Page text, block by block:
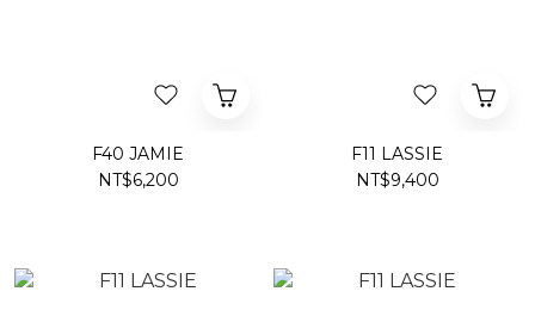
F40 JAMIE
NT$6,200
F11 LASSIE
NT$9,400